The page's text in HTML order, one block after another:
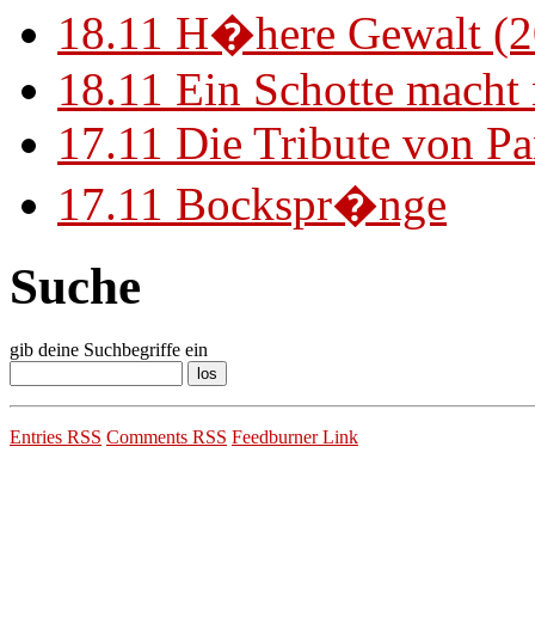
18.11 H�here Gewalt
18.11 Ein Schotte
17.11 Die Tribute von
17.11 Bockspr�nge
Suche
gib deine Suchbegriffe ein
Entries RSS Comments RSS Feedburner Link